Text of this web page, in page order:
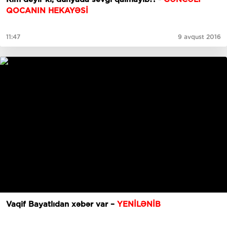
QOCANIN HEKAYƏSİ
11:47 9 avqust 2016
Vaqif Bayatlıdan xəbər var – YENİLƏNİB